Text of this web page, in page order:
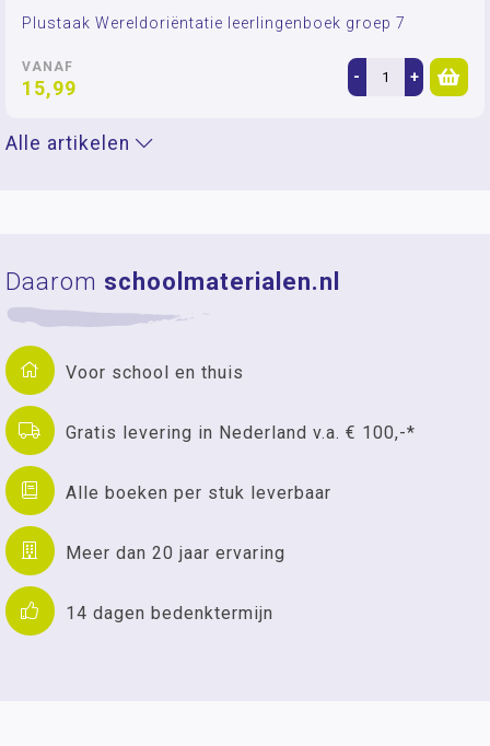
Plustaak Wereldoriëntatie leerlingenboek groep 7
VANAF
15,99 - +
Alle artikelen
Daarom schoolmaterialen.nl
Voor school en thuis
Gratis levering in Nederland v.a. € 100,-*
Alle boeken per stuk leverbaar
Meer dan 20 jaar ervaring
14 dagen bedenktermijn